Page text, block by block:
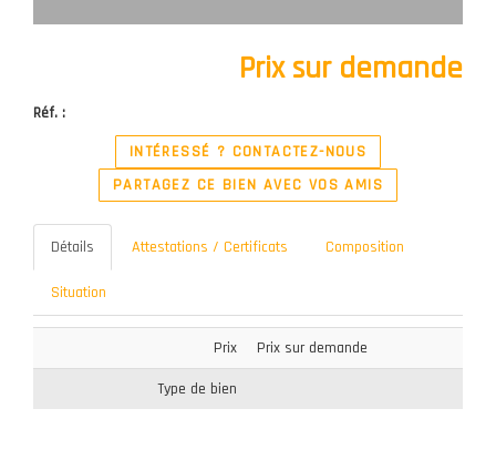
Prix sur demande
Réf. :
INTÉRESSÉ ? CONTACTEZ-NOUS
PARTAGEZ CE BIEN AVEC VOS AMIS
Détails Attestations / Certificats Composition
Situation
Prix Prix sur demande
Type de bien